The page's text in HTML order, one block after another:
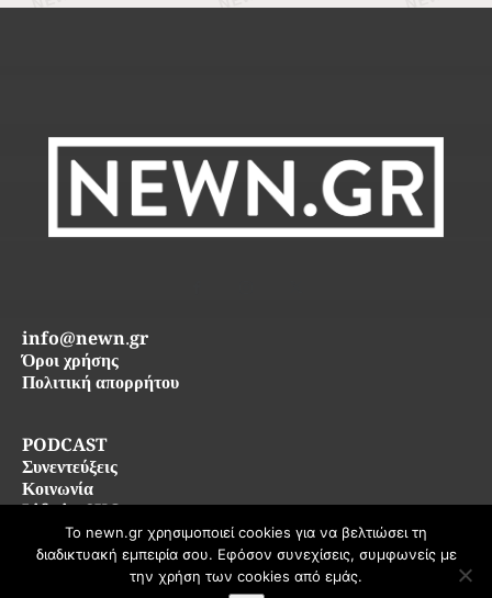
PODCAST
Συνεντεύξεις
Κοινωνία
Life in SKG
info@newn.gr
Όροι χρήσης
Πολιτική απορρήτου
© 2026 newn.gr — Όλα τα δικαιώματα διατηρούνται
Το newn.gr χρησιμοποιεί cookies για να βελτιώσει τη
διαδικτυακή εμπειρία σου. Εφόσον συνεχίσεις, συμφωνείς με
την χρήση των cookies από εμάς.